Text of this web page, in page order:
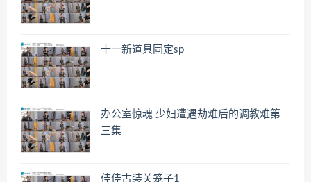
十一新道具固定sp
办公室惊魂 少妇遭遇劫难后的调教难第
三集
佳佳古装关笼子1